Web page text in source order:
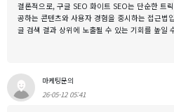
결론적으로, 구글 SEO 화이트 SEO는 단순한 트
공하는 콘텐츠와 사용자 경험을 중시하는 접근법
글 검색 결과 상위에 노출될 수 있는 기회를 높일
마케팅문의
26-05-12 05:41